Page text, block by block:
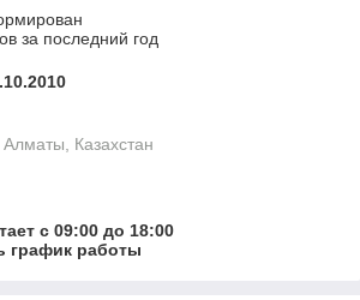
за последний год
Казахстан
с 09:00 до 18:00
график работы